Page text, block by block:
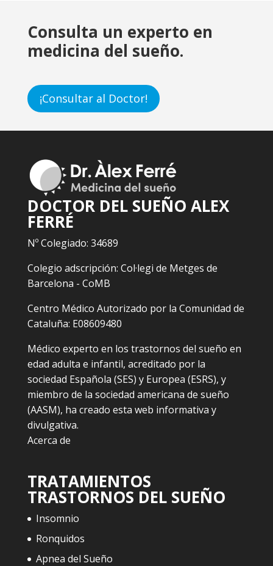
Consulta un experto en
medicina del sueño.
¡Consultar al Doctor!
DOCTOR DEL SUEÑO ALEX
FERRÉ
Nº Colegiado: 34689
Colegio adscripción: Col·legi de Metges de
Barcelona - CoMB
Centro Médico Autorizado por la Comunidad de
Cataluña: E08609480
Médico experto en los trastornos del sueño en
edad adulta e infantil, acreditado por la
sociedad Española (SES) y Europea (ESRS), y
miembro de la sociedad americana de sueño
(AASM), ha creado esta web informativa y
divulgativa.
Acerca de
TRATAMIENTOS
TRASTORNOS DEL SUEÑO
Insomnio
Ronquidos
Apnea del Sueño